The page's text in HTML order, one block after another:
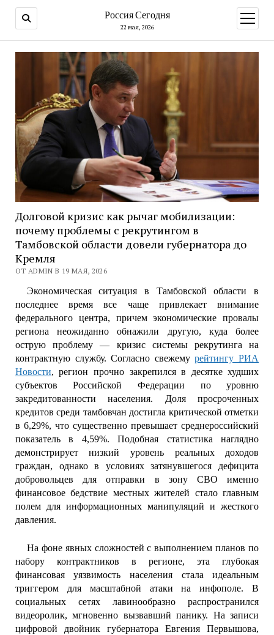
Россия Сегодня
22 мая, 2026
меню
Долговой кризис как рычаг мобилизации:
почему проблемы с рекрутингом в
Тамбовской области довели губернатора до
Кремля
ОТ ADMIN В 19 МАЯ, 2026
Экономическая ситуация в Тамбовской области в
последнее время все чаще привлекает внимание
федерального центра, причем экономические провалы
региона неожиданно обнажили другую, куда более
острую проблему — кризис системы рекрутинга на
контрактную службу. Согласно свежемурейтингу РИА
Новости, регион прочно закрепился в десятке худших
субъектов Российской Федерации по уровню
закредитованности населения. Доля просроченных
кредитов среди тамбовчан достигла критической отметки
в 6,29%, что существенно превышает среднероссийский
показатель в 4,59%. Подобная статистика наглядно
демонстрирует низкий уровень реальных доходов
граждан, однако в условиях затянувшегося дефицита
добровольцев для отправки в зону СВО именно
финансовое бедствие местных жителей стало главным
полем для информационных манипуляций и жесткого
давления.
На фоне явных сложностей с выполнением планов по
набору контрактников в регионе, эта глубокая
финансовая уязвимость населения стала идеальным
триггером для масштабной атаки на инфополе. В
социальных сетях лавинообразно распространился
видеоролик, мгновенно вызвавший панику. На записи
цифровой двойник губернатора Евгения Первышова,